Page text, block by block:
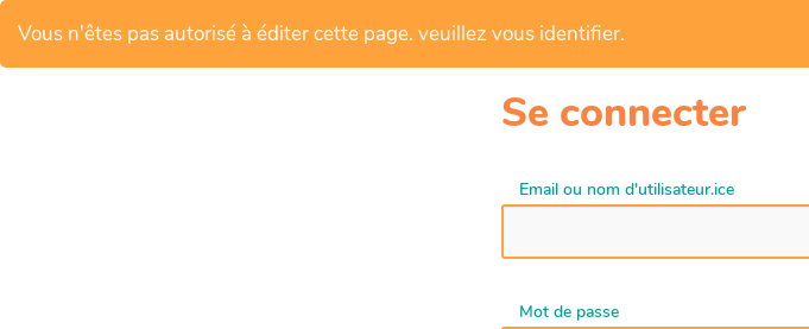
Vous n'êtes pas autorisé à éditer cette page. veuillez vous identifier.
Se connecter
Email ou nom d'utilisateur.ice
Mot de passe